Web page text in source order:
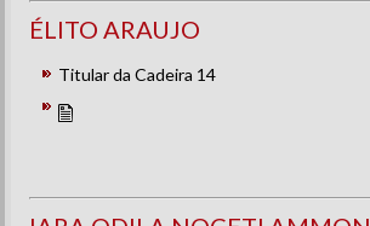
ÉLITO ARAUJO
Titular da Cadeira 14